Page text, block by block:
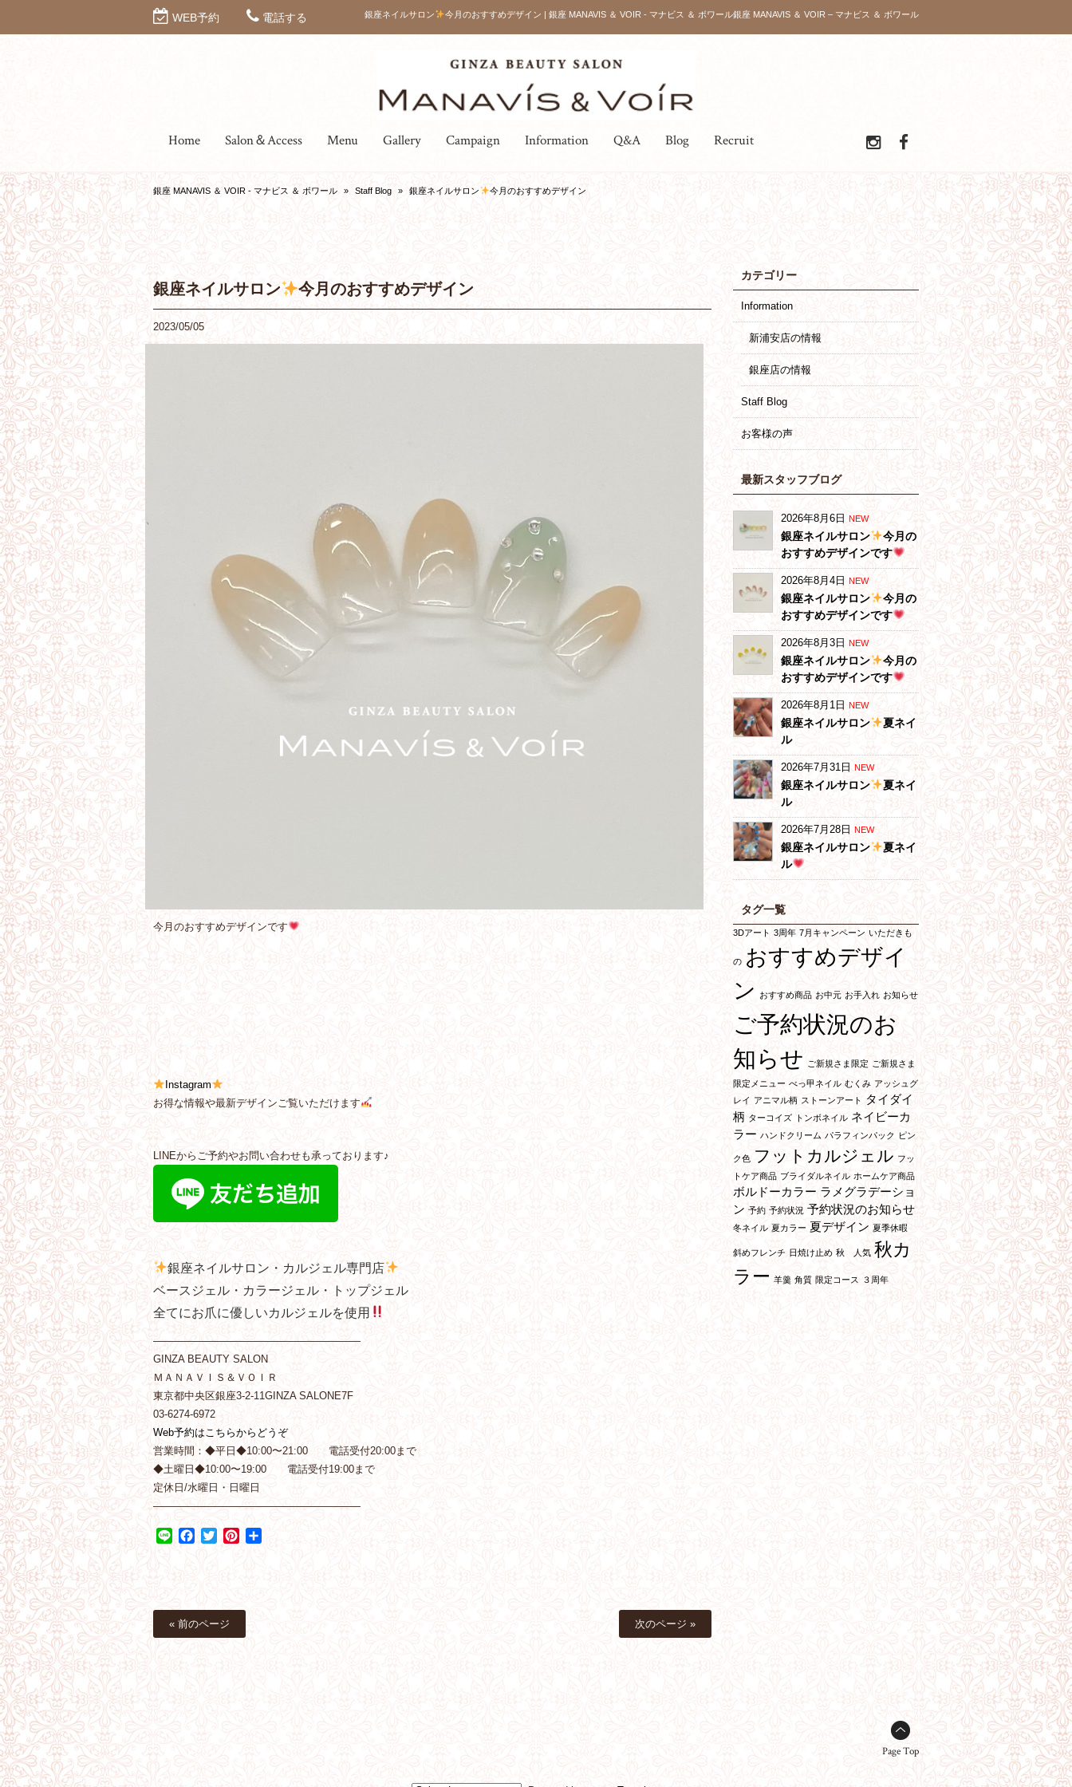
WEB予約 電話する 銀座ネイルサロン 今月のおすすめデザイン | 銀座 MANAVIS ＆ VOIR - マナビス ＆ ボワール銀座 MANAVIS ＆ VOIR – マナビス ＆ ボワール
Home Salon＆Access Menu Gallery Campaign Information Q&A Blog Recruit
銀座 MANAVIS ＆ VOIR - マナビス ＆ ボワール » Staff Blog » 銀座ネイルサロン 今月のおすすめデザイン
銀座ネイルサロン 今月のおすすめデザイン
2023/05/05
今月のおすすめデザインです
Instagram
お得な情報や最新デザインご覧いただけます
LINEからご予約やお問い合わせも承っております♪
銀座ネイルサロン・カルジェル専門店
ベースジェル・カラージェル・トップジェル
全てにお爪に優しいカルジェルを使用
————————————————————
GINZA BEAUTY SALON
ＭＡＮＡＶＩＳ＆ＶＯＩＲ
東京都中央区銀座3-2-11GINZA SALONE7F
03-6274-6972
Web予約はこちらからどうぞ
営業時間：◆平日◆10:00〜21:00 電話受付20:00まで
◆土曜日◆10:00〜19:00 電話受付19:00まで
定休日/水曜日・日曜日
————————————————————
Line Facebook
TwitterPinterest
« 前のページ 次のページ »
カテゴリー
Information
新浦安店の情報
銀座店の情報
Staff Blog
お客様の声
最新スタッフブログ
2026年8月6日 NEW
銀座ネイルサロン
今月の
おすすめデザインです
2026年8月4日 NEW
銀座ネイルサロン
今月の
おすすめデザインです
2026年8月3日 NEW
銀座ネイルサロン
今月の
おすすめデザインです
2026年8月1日 NEW
銀座ネイルサロン
夏ネイ
ル
2026年7月31日 NEW
銀座ネイルサロン
夏ネイ
ル
2026年7月28日 NEW
銀座ネイルサロン
夏ネイ
ル
タグ一覧
3Dアート 3周年 7月キャンペーン いただきも
の おすすめデザイ
ン
おすすめ商品 お中元 お手入れ お知らせ
ご予約状況のお
知らせ
ご新規さま限定 ご新規さま
限定メニュー べっ甲ネイル むくみ アッシュグ
レイ アニマル柄 ストーンアート
タイダイ
柄 ターコイズ トンボネイル ネイビーカ
ラー ハンドクリーム パラフィンパック ピン
ク色 フットカルジェル フッ
トケア商品 ブライダルネイル ホームケア商品
ボルドーカラー ラメグラデーショ
ン 予約 予約状況 予約状況のお知らせ
冬ネイル 夏カラー 夏デザイン 夏季休暇
斜めフレンチ 日焼け止め 秋 人気 秋カ
ラー 羊羹 角質 限定コース ３周年
Page Top